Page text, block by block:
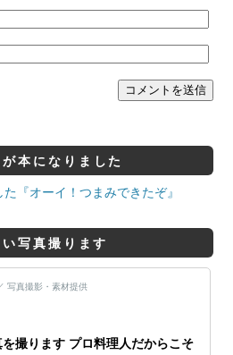
本になりました
写真撮ります